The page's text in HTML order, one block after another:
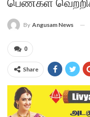
பெண்கள்
By Angusam News
0
Share